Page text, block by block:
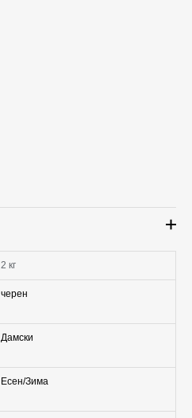
2 кг
черен
Дамски
Есен/Зима